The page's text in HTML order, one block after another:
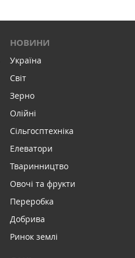
НОВИНИ
Україна
Світ
Зерно
Олійні
Сільгосптехніка
Елеватори
Тваринництво
Овочі та фрукти
Переробка
Добрива
Ринок землі